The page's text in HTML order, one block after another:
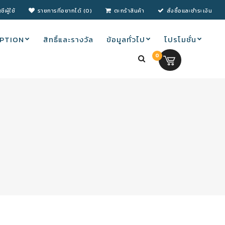
ผู้ใช้ รายการที่อยากได้ (0) ตะกร้าสินค้า สั่งซื้อและชำระเงิน
สิทธิ์และรางวัล ข้อมูลทั่วไป โปรโมชั่น
0